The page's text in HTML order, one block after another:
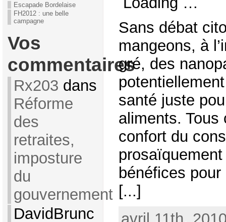
Escapade Bordelaise
FH2012 : une belle
campagne
Vos
commentaires
Rx203 dans
Réforme
des
retraites,
imposture
du
gouvernement
DavidBrunc
Sans débat
mangeons, à
gré, des
santé juste
aliments. Tous
confort du
bénéfices
[...]